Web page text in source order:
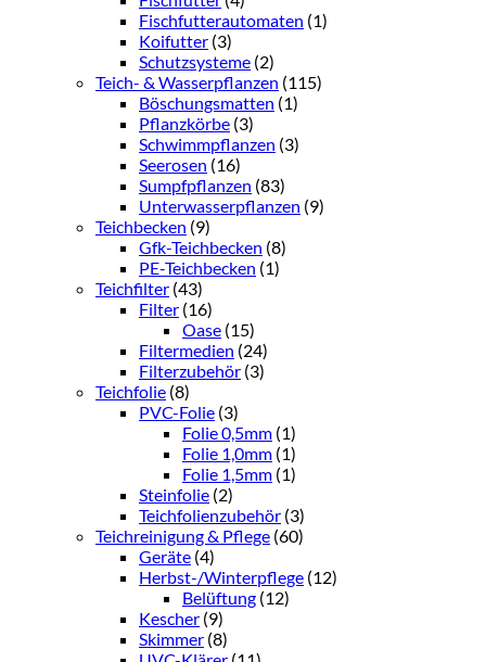
Fischfutterautomaten (1)
Koifutter (3)
Schutzsysteme (2)
Teich- & Wasserpflanzen (115)
Böschungsmatten (1)
Pflanzkörbe (3)
Schwimmpflanzen (3)
Seerosen (16)
Sumpfpflanzen (83)
Unterwasserpflanzen (9)
Teichbecken (9)
Gfk-Teichbecken (8)
PE-Teichbecken (1)
Teichfilter (43)
Filter (16)
Oase (15)
Filtermedien (24)
Filterzubehör (3)
Teichfolie (8)
PVC-Folie (3)
Folie 0,5mm (1)
Folie 1,0mm (1)
Folie 1,5mm (1)
Steinfolie (2)
Teichfolienzubehör (3)
Teichreinigung & Pflege (60)
Geräte (4)
Herbst-/Winterpflege (12)
Belüftung (12)
Kescher (9)
Skimmer (8)